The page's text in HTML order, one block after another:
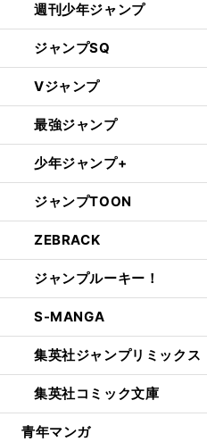
週刊少年ジャンプ
ジャンプSQ
Vジャンプ
最強ジャンプ
少年ジャンプ+
ジャンプTOON
ZEBRACK
ジャンプルーキー！
S-MANGA
集英社ジャンプリミックス
集英社コミック文庫
青年マンガ